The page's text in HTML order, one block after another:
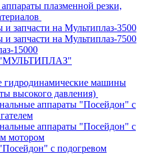
плазменной резки,
и запчасти на Мультиплаз-3500
и запчасти на Мультиплаз-7500
15000
"МУЛЬТИПЛАЗ"
гидродинамические машины
высокого давления)
аппараты "Посейдон" с
аппараты "Посейдон" с
мотором
с подогревом